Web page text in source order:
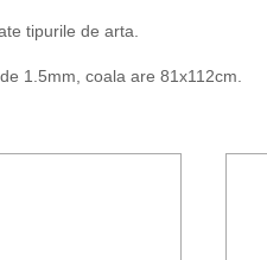
tipurile de arta.
1.5mm, coala are 81x112cm.